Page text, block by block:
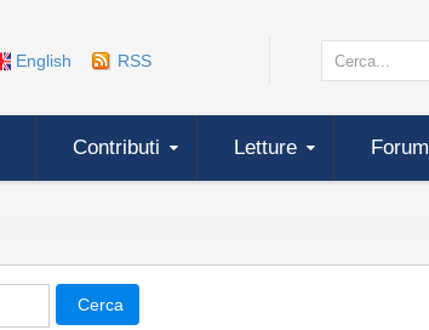
English RSS
Contributi Letture Forum
Cerca